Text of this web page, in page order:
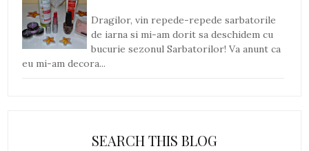
Dragilor, vin repede-repede sarbatorile
de iarna si mi-am dorit sa deschidem cu
bucurie sezonul Sarbatorilor! Va anunt ca
eu mi-am decora...
SEARCH THIS BLOG